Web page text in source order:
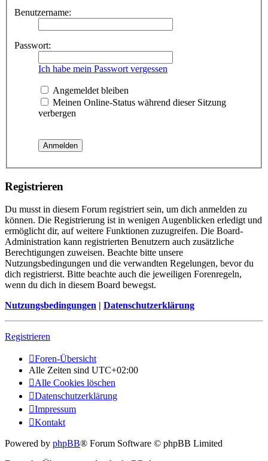
Benutzername:
Passwort:
Ich habe mein Passwort vergessen
Angemeldet bleiben
Meinen Online-Status während dieser Sitzung
verbergen
Registrieren
Du musst in diesem Forum registriert sein, um dich anmelden zu
können. Die Registrierung ist in wenigen Augenblicken erledigt und
ermöglicht dir, auf weitere Funktionen zuzugreifen. Die Board-
Administration kann registrierten Benutzern auch zusätzliche
Berechtigungen zuweisen. Beachte bitte unsere
Nutzungsbedingungen und die verwandten Regelungen, bevor du
dich registrierst. Bitte beachte auch die jeweiligen Forenregeln,
wenn du dich in diesem Board bewegst.
Nutzungsbedingungen | Datenschutzerklärung
Registrieren
Foren-Übersicht
Alle Zeiten sind UTC+02:00
Alle Cookies löschen
Datenschutzerklärung
Impressum
Kontakt
Powered by phpBB® Forum Software © phpBB Limited